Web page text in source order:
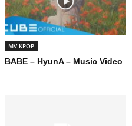
MV KPOP
BABE – HyunA – Music Video